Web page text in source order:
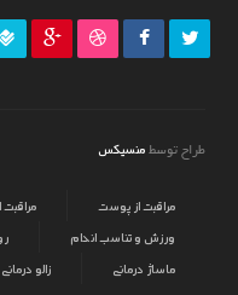
طراح توسط منسیکس
مراقبت از پوست مراقبت
ورزش و تناسب اندام
ماساژ درمانی
زالو درمانی